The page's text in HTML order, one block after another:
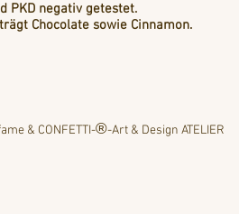
PKD negativ getestet.
Chocolate sowie Cinnamon.
& CONFETTI-®-Art & Design ATELIER